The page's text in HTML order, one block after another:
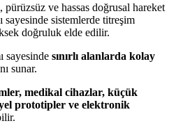
, pürüzsüz ve hassas doğrusal hareket
sayesinde sistemlerde titreşim
doğruluk elde edilir.
sayesinde sınırlı alanlarda kolay
sunar.
medikal cihazlar, küçük
prototipler ve elektronik